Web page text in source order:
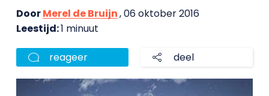
DoorMerel de Bruijn, 06 oktober 2016
Leestijd:1 minuut
reageer deel